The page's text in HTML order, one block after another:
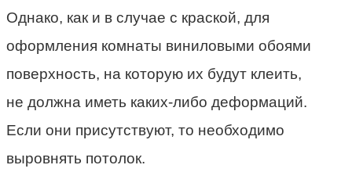
Однако, как и в случае с краской, для
оформления комнаты виниловыми обоями
поверхность, на которую их будут клеить,
не должна иметь каких-либо деформаций.
Если они присутствуют, то необходимо
выровнять потолок.